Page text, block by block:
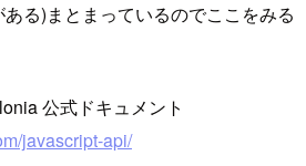
る)まとまっているのでここをみる
公式ドキュメント
javascript-api/